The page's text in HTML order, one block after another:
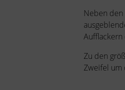
Neben
Zu den
Zweifel um